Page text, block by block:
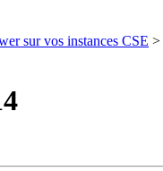
sur vos instances CSE >